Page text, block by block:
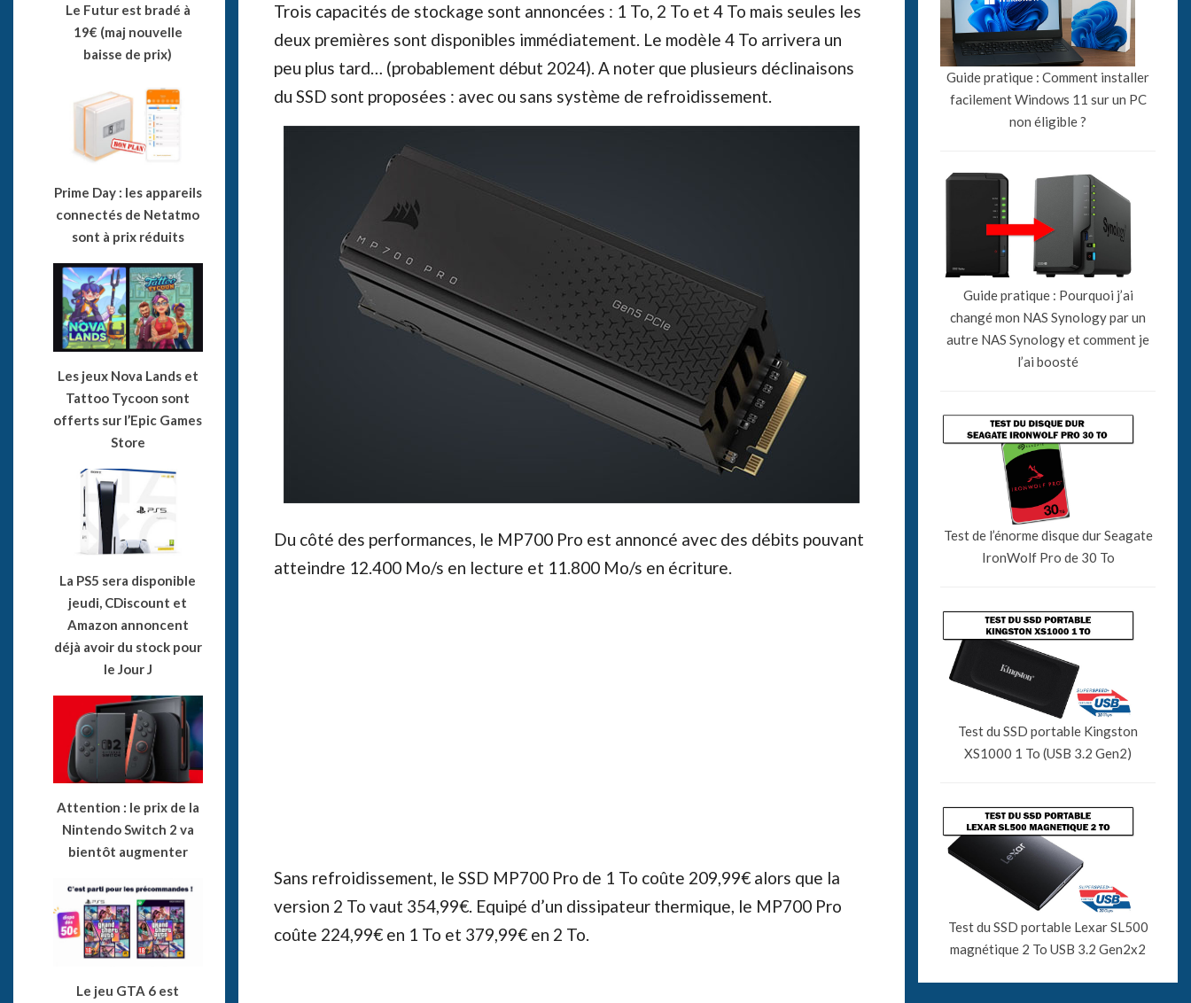
Trois capacités de stockage sont annoncées : 1 To, 2 To et 4 To mais seules les
deux premières sont disponibles immédiatement. Le modèle 4 To arrivera un
peu plus tard… (probablement début 2024). A noter que plusieurs déclinaisons
du SSD sont proposées : avec ou sans système de refroidissement.
Du côté des performances, le MP700 Pro est annoncé avec des débits pouvant
atteindre 12.400 Mo/s en lecture et 11.800 Mo/s en écriture.
Sans refroidissement, le SSD MP700 Pro de 1 To coûte 209,99€ alors que la
version 2 To vaut 354,99€. Equipé d’un dissipateur thermique, le MP700 Pro
coûte 224,99€ en 1 To et 379,99€ en 2 To.
Guide pratique : Comment installer
facilement Windows 11 sur un PC
non éligible ?
Guide pratique : Pourquoi j’ai
changé mon NAS Synology par un
autre NAS Synology et comment je
l’ai boosté
Test de l’énorme disque dur Seagate
IronWolf Pro de 30 To
Test du SSD portable Kingston
XS1000 1 To (USB 3.2 Gen2)
Test du SSD portable Lexar SL500
magnétique 2 To USB 3.2 Gen2x2
Le Futur est bradé à
19€ (maj nouvelle
baisse de prix)
Prime Day : les appareils
connectés de Netatmo
sont à prix réduits
Les jeux Nova Lands et
Tattoo Tycoon sont
offerts sur l’Epic Games
Store
La PS5 sera disponible
jeudi, CDiscount et
Amazon annoncent
déjà avoir du stock pour
le Jour J
Attention : le prix de la
Nintendo Switch 2 va
bientôt augmenter
Le jeu GTA 6 est